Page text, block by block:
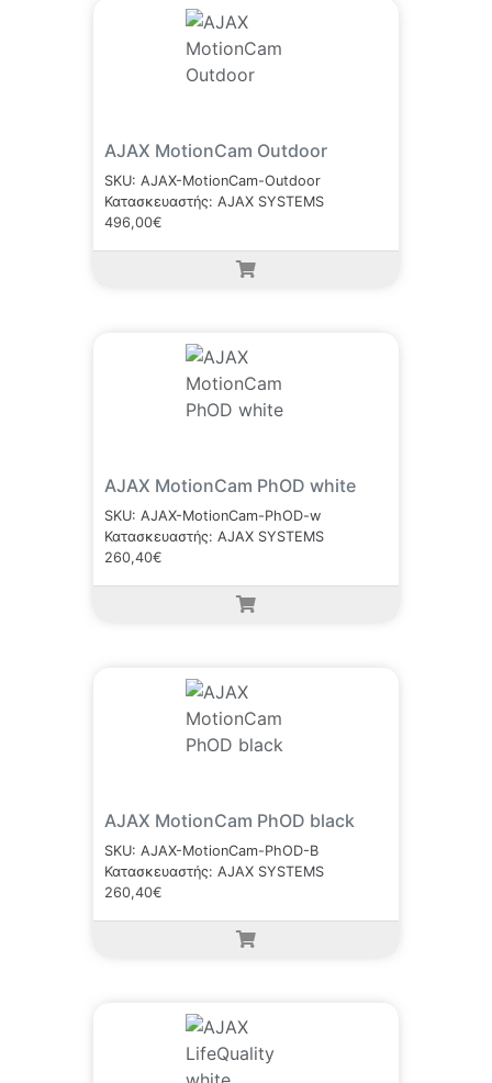
AJAX MotionCam Outdoor
SKU: AJAX-MotionCam-Outdoor
Κατασκευαστής: AJAX SYSTEMS
496,00€
AJAX MotionCam PhOD white
SKU: AJAX-MotionCam-PhOD-w
Κατασκευαστής: AJAX SYSTEMS
260,40€
AJAX MotionCam PhOD black
SKU: AJAX-MotionCam-PhOD-B
Κατασκευαστής: AJAX SYSTEMS
260,40€